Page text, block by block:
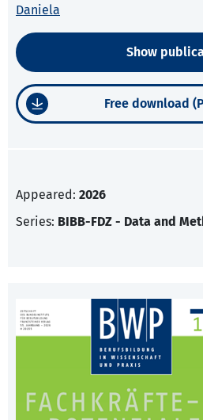
Daniela
Show
Free download
Appeared: 2026
Series: BIBB-FDZ - Data and